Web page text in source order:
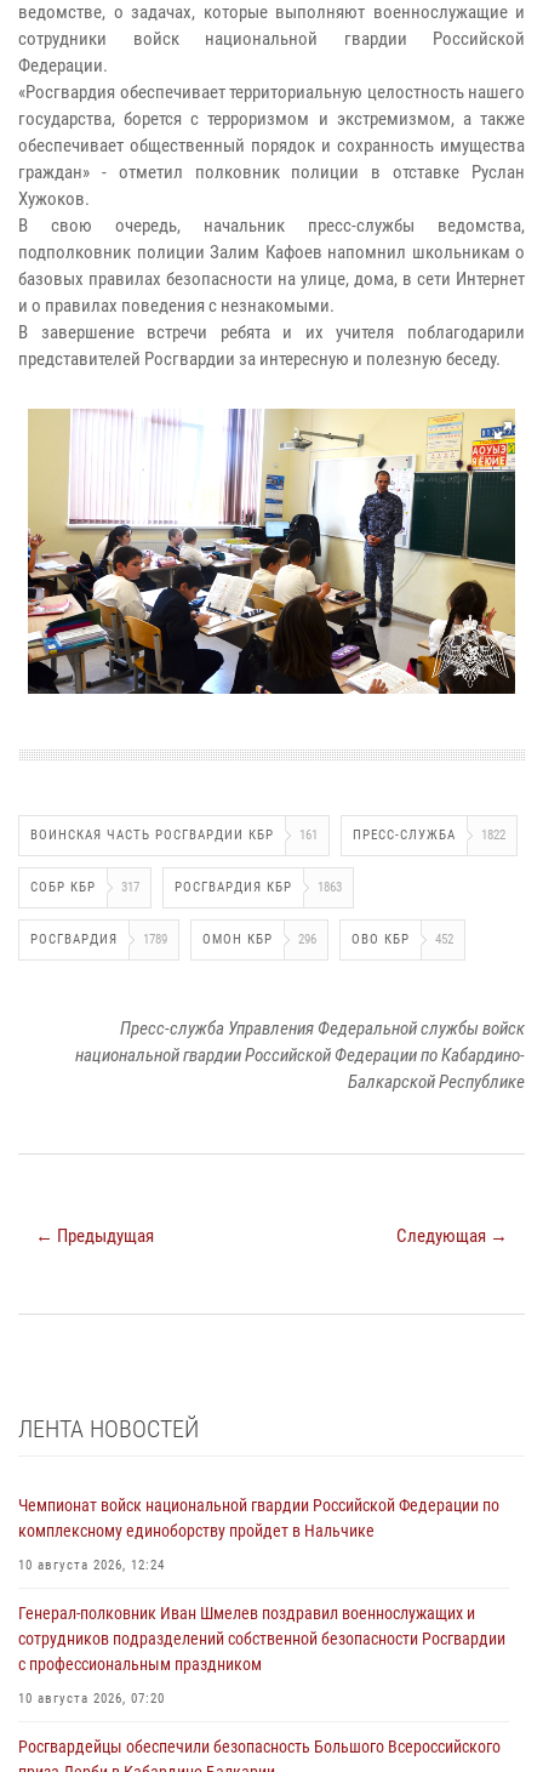
ведомстве, о задачах, которые выполняют военнослужащие и
сотрудники войск национальной гвардии Российской
Федерации.
«Росгвардия обеспечивает территориальную целостность нашего
государства, борется с терроризмом и экстремизмом, а также
обеспечивает общественный порядок и сохранность имущества
граждан» - отметил полковник полиции в отставке Руслан
Хужоков.
В свою очередь, начальник пресс-службы ведомства,
подполковник полиции Залим Кафоев напомнил школьникам о
базовых правилах безопасности на улице, дома, в сети Интернет
и о правилах поведения с незнакомыми.
В завершение встречи ребята и их учителя поблагодарили
представителей Росгвардии за интересную и полезную беседу.
ВОИНСКАЯ ЧАСТЬ РОСГВАРДИИ КБР 161 ПРЕСС-СЛУЖБА 1822
СОБР КБР 317 РОСГВАРДИЯ КБР 1863
РОСГВАРДИЯ 1789 ОМОН КБР 296 ОВО КБР 452
Пресс-служба Управления Федеральной службы войск
национальной гвардии Российской Федерации по Кабардино-
Балкарской Республике
← Предыдущая Следующая →
ЛЕНТА НОВОСТЕЙ
Чемпионат войск национальной гвардии Российской Федерации по
комплексному единоборству пройдет в Нальчике
10 августа 2026, 12:24
Генерал-полковник Иван Шмелев поздравил военнослужащих и
сотрудников подразделений собственной безопасности Росгвардии
с профессиональным праздником
10 августа 2026, 07:20
Росгвардейцы обеспечили безопасность Большого Всероссийского